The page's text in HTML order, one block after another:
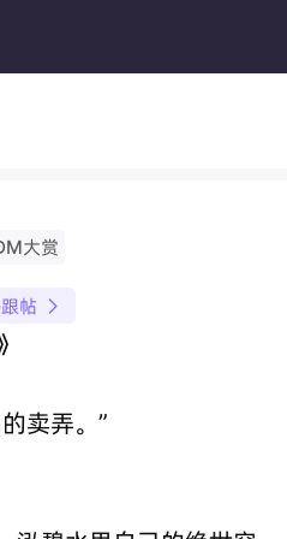
大赏
帖 
卖弄。”